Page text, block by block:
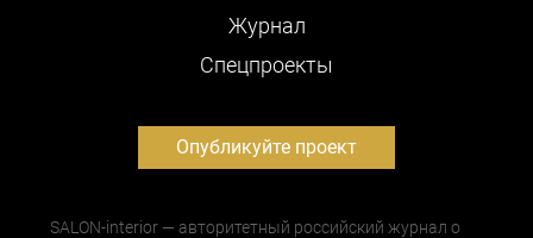
Журнал
Cпецпроекты
Опубликуйте проект
SALON-interior — авторитетный российский журнал о